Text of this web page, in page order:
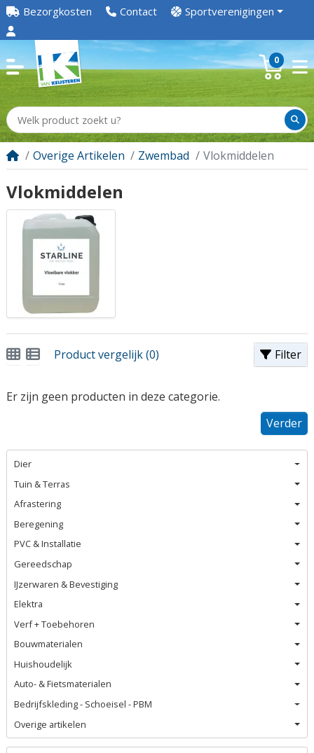
Bezorgkosten Contact Sportverenigingen
0
Overige Artikelen Zwembad Vlokmiddelen
Dier
Tuin & Terras
Afrastering
Beregening
PVC & Installatie
Gereedschap
IJzerwaren & Bevestiging
Elektra
Verf + Toebehoren
Bouwmaterialen
Huishoudelijk
Auto- & Fietsmaterialen
Bedrijfskleding - Schoeisel - PBM
Overige artikelen
Vlokmiddelen
Filter
Product vergelijk (0)
Er zijn geen producten in deze categorie.
Verder